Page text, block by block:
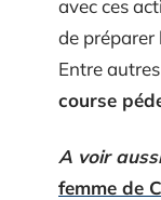
avec ces
de préparer
Entre
course
A voir
femme de